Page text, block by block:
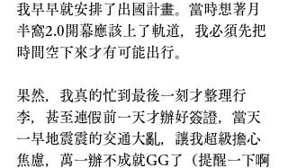
我早早就安排了出國計畫。當時想著月
半窩2.0開幕應該上了軌道，我必須先把
時間空下來才有可能出行。
果然，我真的忙到最後一刻才整理行
李，甚至連假前一天才辦好簽證，當天
一早地震震的交通大亂，讓我超級擔心
焦慮，萬一辦不成就GG了（提醒一下啊